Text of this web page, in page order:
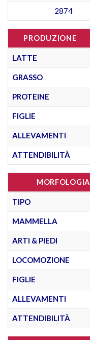
2874
PRODUZIONE
LATTE
GRASSO
PROTEINE
FIGLIE
ALLEVAMENTI
ATTENDIBILITÀ
MORFOLOGIA
TIPO
MAMMELLA
ARTI & PIEDI
LOCOMOZIONE
FIGLIE
ALLEVAMENTI
ATTENDIBILITÀ